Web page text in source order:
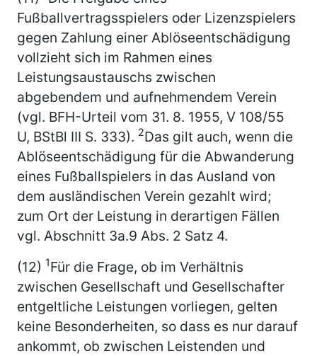
Fußballvertragsspielers oder Lizenzspielers
gegen Zahlung einer Ablöseentschädigung
vollzieht sich im Rahmen eines
Leistungsaustauschs zwischen
abgebendem und aufnehmendem Verein
(vgl. BFH-Urteil vom 31. 8. 1955, V 108/55
U, BStBl III S. 333). 2Das gilt auch, wenn die
Ablöseentschädigung für die Abwanderung
eines Fußballspielers in das Ausland von
dem ausländischen Verein gezahlt wird;
zum Ort der Leistung in derartigen Fällen
vgl. Abschnitt 3a.9 Abs. 2 Satz 4.
(12) 1Für die Frage, ob im Verhältnis
zwischen Gesellschaft und Gesellschafter
entgeltliche Leistungen vorliegen, gelten
keine Besonderheiten, so dass es nur darauf
ankommt, ob zwischen Leistenden und